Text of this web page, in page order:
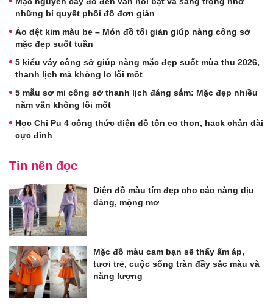
những bí quyết phối đồ đơn giản
Áo dệt kim màu be – Món đồ tối giản giúp nàng công sở
mặc đẹp suốt tuần
5 kiểu váy công sở giúp nàng mặc đẹp suốt mùa thu 2026,
thanh lịch mà không lo lỗi mốt
5 mẫu sơ mi công sở thanh lịch đáng sắm: Mặc đẹp nhiều
năm vẫn không lỗi mốt
Học Chi Pu 4 công thức diện đồ tôn eo thon, hack chân dài
cực đỉnh
Tin nên đọc
Diện đồ màu tím đẹp cho các nàng dịu
dàng, mộng mơ
Mặc đồ màu cam bạn sẽ thấy ấm áp,
tươi trẻ, cuộc sống tràn đầy sắc màu và
năng lượng